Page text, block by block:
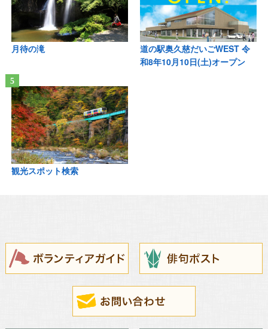
月待の滝
道の駅奥久慈だいごWEST 令
和8年10月10日(土)オープン
観光スポット検索